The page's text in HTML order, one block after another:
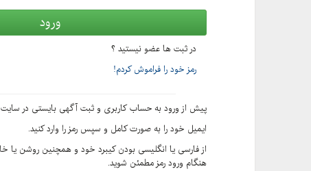
در ثبت ها عضو نیستید ؟
رمز خود را فراموش کردم!
پیش از ورود به حساب کاربری و ثبت آگهی بایستی در سایت
ایمیل خود را به صورت کامل و سپس رمز را وارد کنید.
هنگام ورود رمز مطمئن شوید.